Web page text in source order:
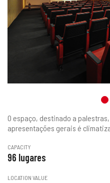
O espaço, destinado a
apresentações gerais é
CAPACITY
96 lugares
LOCATION VALUE